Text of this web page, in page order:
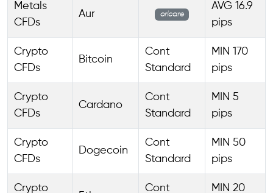
Metals
CFDs
Aur oricare
AVG 16.9
pips
Crypto
CFDs
Bitcoin
Cont
Standard
MIN 170
pips
Crypto
CFDs
Cardano
Cont
Standard
MIN 5
pips
Crypto
CFDs
Dogecoin
Cont
Standard
MIN 50
pips
Crypto
Cont
MIN 20